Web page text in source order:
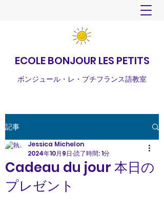
ECOLE BONJOUR LES PETITS
ボンジュール・レ・プチフランス語教室
記事
Cadeau du jour 本日の
プレゼント
Jessica Michelon
2024年10月9日 読了時間: 1分